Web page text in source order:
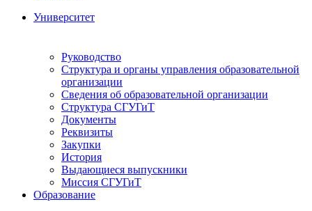
Университет
Руководство
Структура и органы управления образовательной
организации
Сведения об образовательной организации
Структура СГУГиТ
Документы
Реквизиты
Закупки
История
Выдающиеся выпускники
Миссия СГУГиТ
Образование